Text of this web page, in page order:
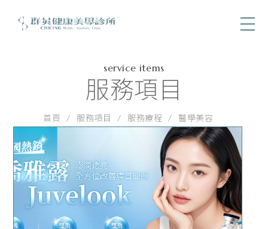
service items
服務項目
首頁 服務項目 服務療程 醫學美容